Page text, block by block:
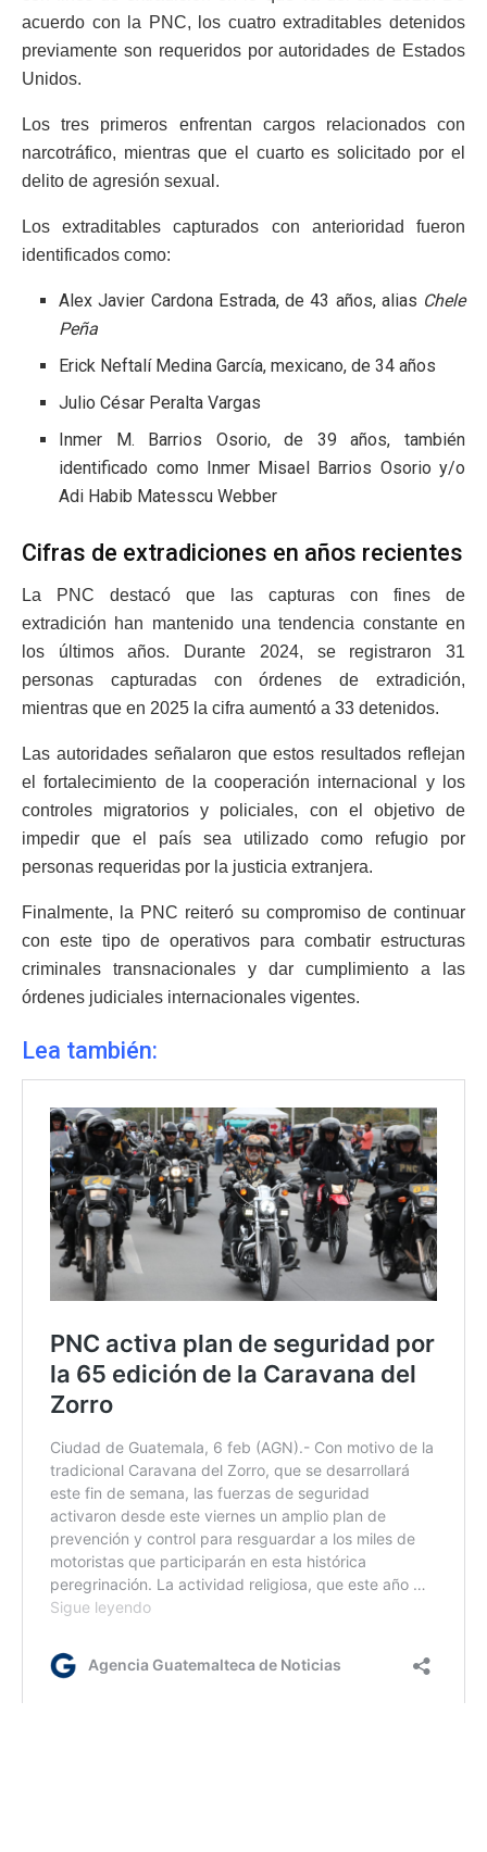
acuerdo con la PNC, los cuatro extraditables detenidos
previamente son requeridos por autoridades de Estados
Unidos.
Los tres primeros enfrentan cargos relacionados con
narcotráfico, mientras que el cuarto es solicitado por el
delito de agresión sexual.
Los extraditables capturados con anterioridad fueron
identificados como:
Alex Javier Cardona Estrada, de 43 años, alias Chele
Peña
Erick Neftalí Medina García, mexicano, de 34 años
Julio César Peralta Vargas
Inmer M. Barrios Osorio, de 39 años, también
identificado como Inmer Misael Barrios Osorio y/o
Adi Habib Matesscu Webber
Cifras de extradiciones en años recientes
La PNC destacó que las capturas con fines de
extradición han mantenido una tendencia constante en
los últimos años. Durante 2024, se registraron 31
personas capturadas con órdenes de extradición,
mientras que en 2025 la cifra aumentó a 33 detenidos.
Las autoridades señalaron que estos resultados reflejan
el fortalecimiento de la cooperación internacional y los
controles migratorios y policiales, con el objetivo de
impedir que el país sea utilizado como refugio por
personas requeridas por la justicia extranjera.
Finalmente, la PNC reiteró su compromiso de continuar
con este tipo de operativos para combatir estructuras
criminales transnacionales y dar cumplimiento a las
órdenes judiciales internacionales vigentes.
Lea también: